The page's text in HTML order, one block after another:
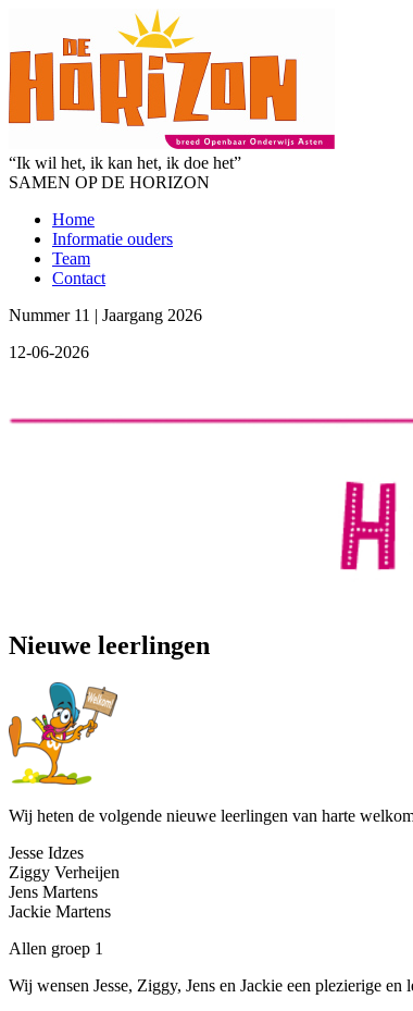
“Ik wil het, ik kan het, ik doe het”
SAMEN OP DE HORIZON
Home
Informatie ouders
Team
Contact
Nummer 11 | Jaargang 2026
12-06-2026
Nieuwe leerlingen
Wij heten de volgende nieuwe leerlingen van harte
Jesse Idzes
Ziggy Verheijen
Jens Martens
Jackie Martens
Allen groep 1
Wij wensen Jesse, Ziggy, Jens en Jackie een plezierige en